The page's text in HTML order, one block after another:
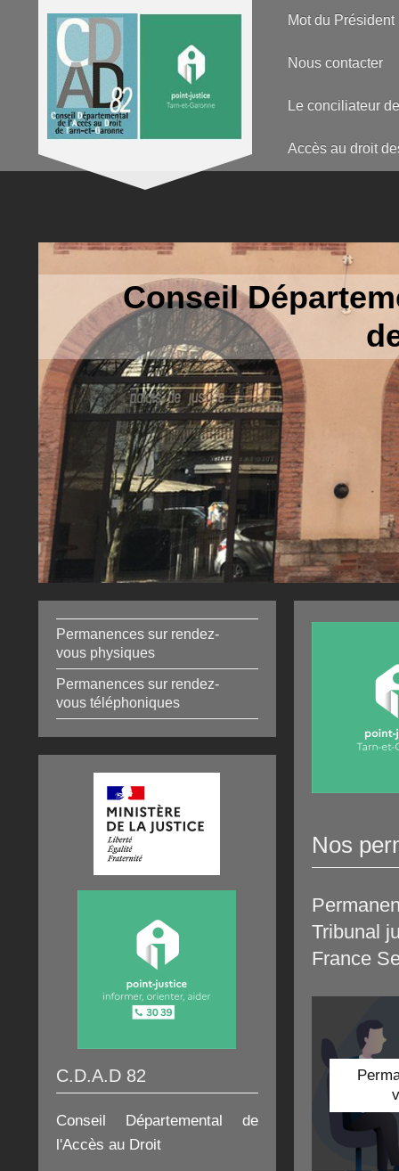
Mot du Président
Nous contacter
Le conciliateur
Accès au droit
Conseil
de
Nos
Tribunal
France
Permanences sur rendez-
vous physiques
Permanences sur rendez-
vous téléphoniques
C.D.A.D 82
Conseil Départemental de
l'Accès au Droit